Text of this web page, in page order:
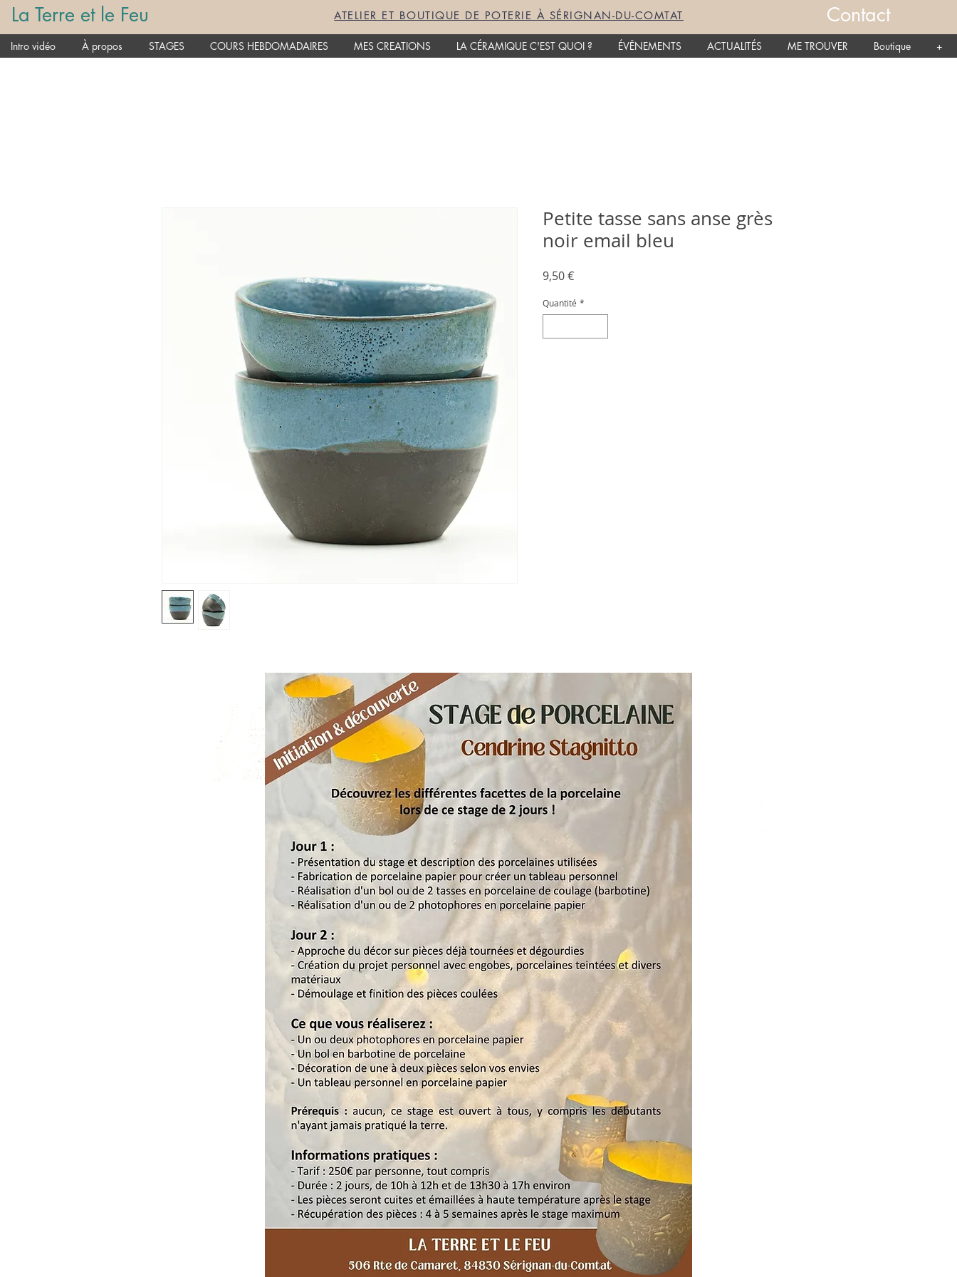
La Terre et le Feu ATELIER ET BOUTIQUE DE POTERIE À SÉRIGNAN-DU-COMTAT Contact
Intro vidéo À propos STAGES COURS HEBDOMADAIRES MES CREATIONS LA CÉRAMIQUE C'EST QUOI ? ÉVÊNEMENTS ACTUALITÉS ME TROUVER Boutique +
Petite tasse sans anse grès
noir email bleu
9,50 €Prix
Quantité *
06 83 92 13 16
UN SITE FABRIQUÉ PARMaxime Avon